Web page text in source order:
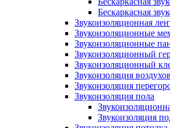
Бескаркасная
Звукоизоляционная
Звукоизоляционные
Звукоизоляционные
Звукоизоляционный
Звукоизоляционный
Звукоизоляция
Звукоизоляция
Звукоизоляция пола
Звукоизоляция